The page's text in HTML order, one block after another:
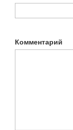
Комментарий